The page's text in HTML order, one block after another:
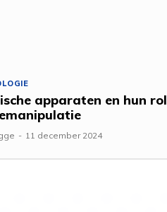
apparaten en hun rol
- 11 december 2024